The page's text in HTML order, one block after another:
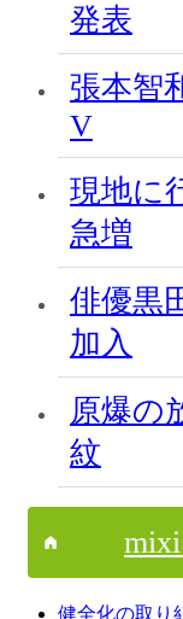
発表
張本智
V
現地に
急増
俳優黒
加入
原爆の
紋
健全化の取り